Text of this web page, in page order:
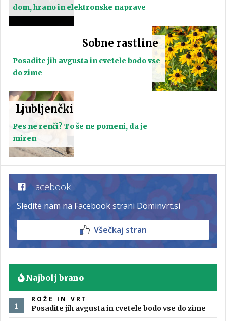
dom, hrano in elektronske naprave
Sobne rastline
Posadite jih avgusta in cvetele bodo vse
do zime
Ljubljenčki
Pes ne renči? To še ne pomeni, da je
miren
Facebook
Sledite nam na Facebook strani Dominvrt.si
Všečkaj stran
Najbolj brano
ROŽE IN VRT
Posadite jih avgusta in cvetele bodo vse do zime